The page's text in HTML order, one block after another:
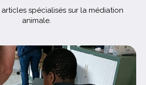
spécialisés sur la médiation
animale.